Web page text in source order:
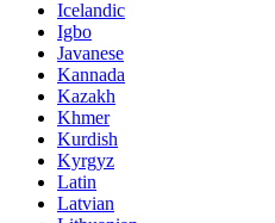
Icelandic
Igbo
Javanese
Kannada
Kazakh
Khmer
Kurdish
Kyrgyz
Latin
Latvian